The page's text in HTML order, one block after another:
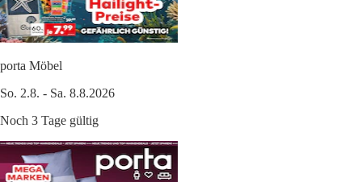
porta Möbel
So. 2.8. - Sa. 8.8.2026
Noch 3 Tage gültig